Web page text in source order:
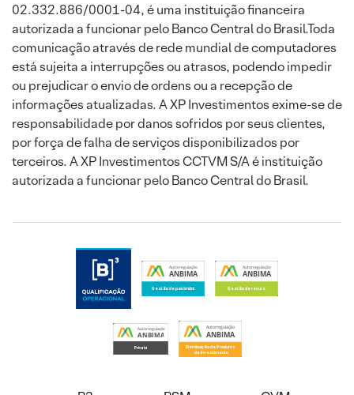
02.332.886/0001-04, é uma instituição financeira
autorizada a funcionar pelo Banco Central do Brasil.Toda
comunicação através de rede mundial de computadores
está sujeita a interrupções ou atrasos, podendo impedir
ou prejudicar o envio de ordens ou a recepção de
informações atualizadas. A XP Investimentos exime-se de
responsabilidade por danos sofridos por seus clientes,
por força de falha de serviços disponibilizados por
terceiros. A XP Investimentos CCTVM S/A é instituição
autorizada a funcionar pelo Banco Central do Brasil.